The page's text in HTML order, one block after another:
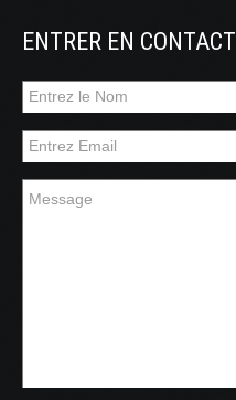
ENTRER EN CONTACT